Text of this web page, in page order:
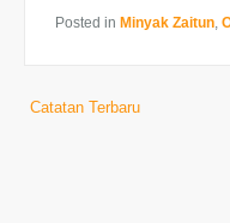
Posted in Minyak Zaitun,
Catatan Terbaru